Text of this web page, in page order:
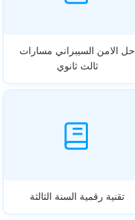
حل الامن السيبراني مسارات
ثالث ثانوي
تقنية رقمية السنة الثالثة